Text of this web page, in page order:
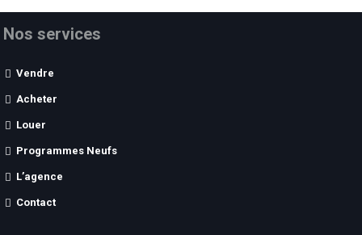
Nos services
Vendre
Acheter
Louer
Programmes Neufs
L’agence
Contact